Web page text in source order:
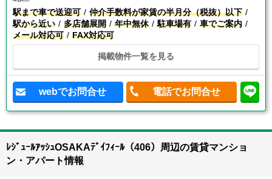
駅まで車で送迎可
仲介手数料が家賃の半月分（税抜）以下
駅から近い
多店舗展開 年中無休 駐車場有
車でご案内
メール対応可
FAX対応可
掲載物件一覧を見る
webでお問合せ 電話でお問合せ
ﾚｼﾞｭｰﾙｱｯｼｭOSAKAﾃﾞｲﾌｨｰﾙ（406）周辺の賃貸マンショ
ン・アパート情報